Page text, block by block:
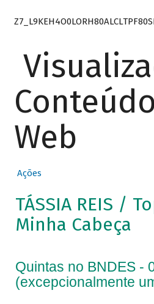
Web
Ações
TÁSSIA REIS /
Minha Cabeça
Quintas no BNDES -
(excepcionalmente